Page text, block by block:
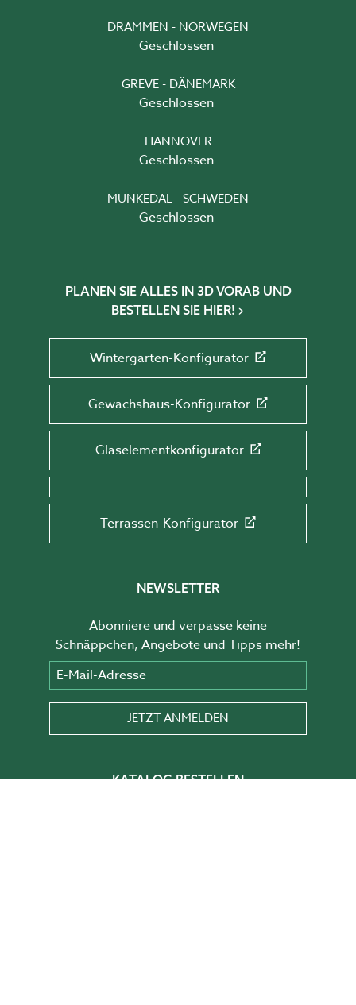
DRAMMEN - NORWEGEN
Geschlossen
GREVE - DÄNEMARK
Geschlossen
HANNOVER
Geschlossen
MUNKEDAL - SCHWEDEN
Geschlossen
PLANEN SIE ALLES IN 3D VORAB UND
BESTELLEN SIE HIER!
Wintergarten-Konfigurator
Gewächshaus-Konfigurator
Glaselementkonfigurator
Terrassen-Konfigurator
NEWSLETTER
Abonniere und verpasse keine
Schnäppchen, Angebote und Tipps mehr!
E-Mail-Adresse
JETZT ANMELDEN
KATALOG BESTELLEN